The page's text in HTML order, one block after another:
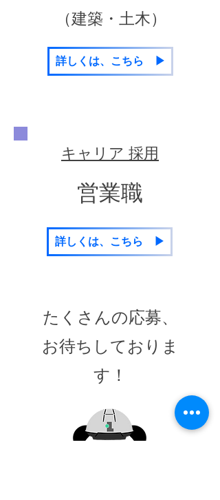
​（建築・土木）
詳しくは、こちら ▶
​キャリア 採用
​営業職
詳しくは、こちら ▶
たくさんの応募、
​お待ちしておりま
す！